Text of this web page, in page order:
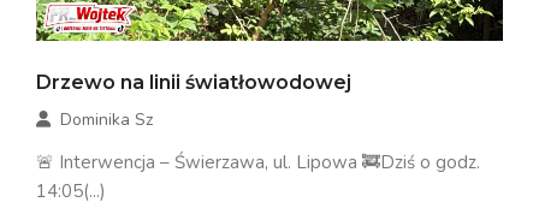
Drzewo na linii światłowodowej
Dominika Sz
🚨 Interwencja – Świerzawa, ul. Lipowa 🚒Dziś o godz.
14:05(...)